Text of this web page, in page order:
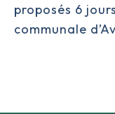
proposés 6
communale